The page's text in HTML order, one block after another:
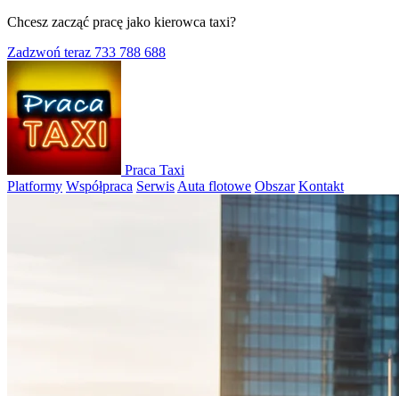
Chcesz zacząć pracę jako kierowca taxi?
Zadzwoń teraz 733 788 688
Praca Taxi
Platformy Współpraca Serwis Auta flotowe Obszar Kontakt